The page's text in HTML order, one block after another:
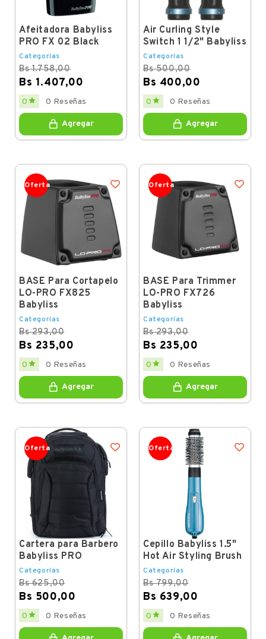
Afeitadora Babyliss
PRO FX 02 Black
Categorías
Bs 1.758,00
Bs 1.407,00
Regular
price
Price
0  0 Reseñas
Agregar
Air Curling Style
Switch 1 1/2" Babyliss
Categorías
Bs 500,00
Bs 400,00
Regular
price
Price
0  0 Reseñas
Agregar
Oferta
BASE Para Cortapelo
LO-PRO FX825
Babyliss
Categorías
Bs 293,00
Bs 235,00
Regular
price
Price
0  0 Reseñas
Agregar
Oferta
BASE Para Trimmer
LO-PRO FX726
Babyliss
Categorías
Bs 293,00
Bs 235,00
Regular
price
Price
0  0 Reseñas
Agregar
Oferta
Cartera para Barbero
Babyliss PRO
Categorías
Bs 625,00
Bs 500,00
Regular
price
Price
0  0 Reseñas
Oferta
Cepillo Babyliss 1.5"
Hot Air Styling Brush
Categorías
Bs 799,00
Bs 639,00
Regular
price
Price
0  0 Reseñas